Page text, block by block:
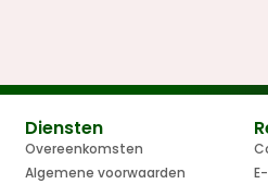
Diensten
Overeenkomsten
Algemene voorwaarden